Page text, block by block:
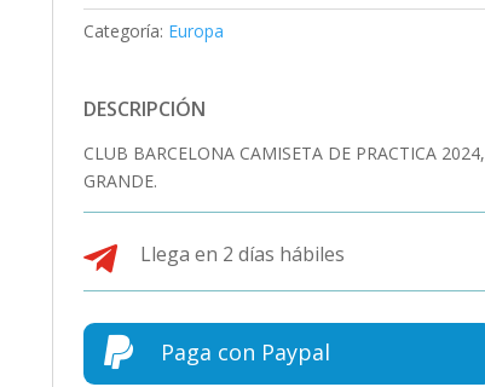
Categoría: Europa
DESCRIPCIÓN
CLUB BARCELONA CAMISETA DE PRACTICA 2024,
GRANDE.
 Llega en 2 días hábiles
 Paga con Paypal